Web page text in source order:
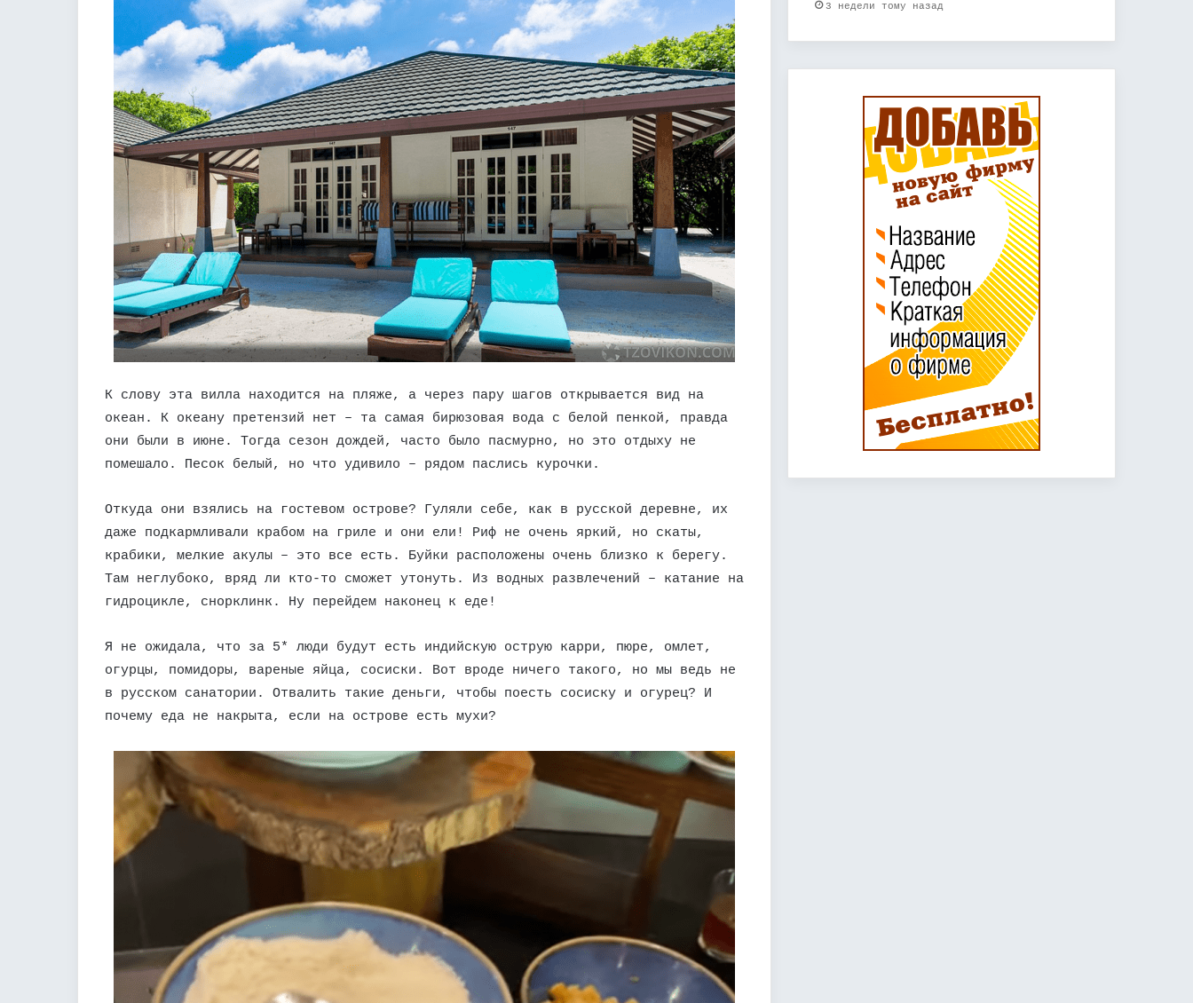
К слову эта вилла находится на пляже, а через пару шагов открывается вид на
океан. К океану претензий нет – та самая бирюзовая вода с белой пенкой, правда
они были в июне. Тогда сезон дождей, часто было пасмурно, но это отдыху не
помешало. Песок белый, но что удивило – рядом паслись курочки.
Откуда они взялись на гостевом острове? Гуляли себе, как в русской деревне, их
даже подкармливали крабом на гриле и они ели! Риф не очень яркий, но скаты,
крабики, мелкие акулы – это все есть. Буйки расположены очень близко к берегу.
Там неглубоко, вряд ли кто-то сможет утонуть. Из водных развлечений – катание на
гидроцикле, снорклинк. Ну перейдем наконец к еде!
Я не ожидала, что за 5* люди будут есть индийскую острую карри, пюре, омлет,
огурцы, помидоры, вареные яйца, сосиски. Вот вроде ничего такого, но мы ведь не
в русском санатории. Отвалить такие деньги, чтобы поесть сосиску и огурец? И
почему еда не накрыта, если на острове есть мухи?
3 недели тому назад